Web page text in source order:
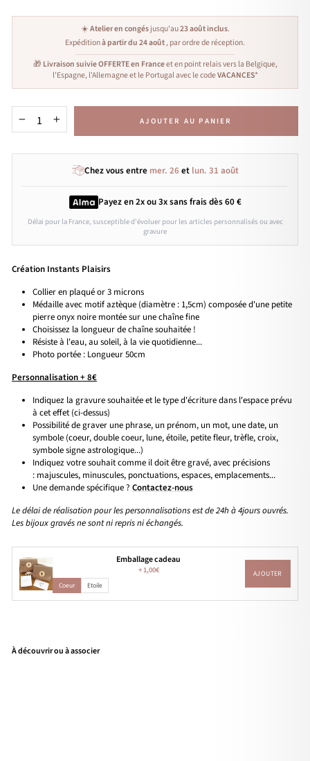
☀️Atelier en congésjusqu'au23 août inclus.
Expéditionà partir du 24 août, par ordre de réception.
🎁 Livraison suivie OFFERTE en Franceet en point relais vers la Belgique,
l'Espagne, l'Allemagne et le Portugal avec le codeVACANCES*
+ AJOUTER AU PANIER
Chez vous entre mer. 26et lun. 31 août
Payez en 2x ou 3xsans fraisdès 60 €
Délai pour la France, susceptible d'évoluer pour les articles personnalisés ou avec
gravure
Création Instants Plaisirs
Collier en plaqué or 3 microns
Médaille avec motif aztèque (diamètre : 1,5cm) composée d'une petite
pierre onyx noire montée sur une chaîne fine
Choisissez la longueur de chaîne souhaitée !
Résiste à l'eau, au soleil, à la vie quotidienne...
Photo portée : Longueur 50cm
Personnalisation + 8€
Indiquez la gravure souhaitée et le type d'écriture dans l'espace prévu
à cet effet (ci-dessus)
Possibilité de graver une phrase, un prénom, un mot, une date, un
symbole (coeur, double coeur, lune, étoile, petite fleur, trèfle, croix,
symbole signe astrologique...)
Indiquez votre souhait comme il doit être gravé, avec précisions
: majuscules, minuscules, ponctuations, espaces, emplacements...
Une demande spécifique ? Contactez-nous
Le délai de réalisation pour les personnalisations est de 24h à 4jours ouvrés.
Les bijoux gravés ne sont ni repris ni échangés.
Emballage cadeau
+1,00€
Coeur Etoile
AJOUTER
À découvrir ou à associer